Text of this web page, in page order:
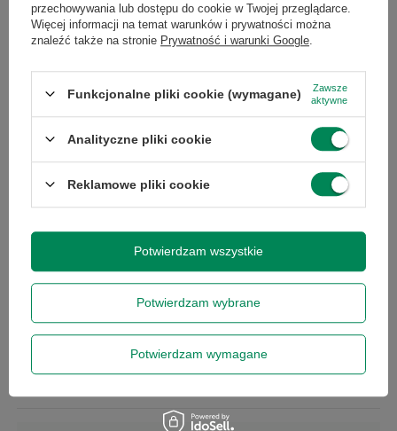
Marka Dell
Model Optiplex 5050 SFF
Model
procesora
Intel Core i5-6500
Taktowanie
bazowe
3.2
maksymalne
3.6
przechowywania lub dostępu do cookie w Twojej przeglądarce.
Więcej informacji na temat warunków i prywatności można
znaleźć także na stronie Prywatność i warunki Google
Funkcjonalne pliki cookie (wymagane)
Zawsze
aktywne
Analityczne pliki cookie
Reklamowe pliki cookie
Potwierdzam wybrane
Potwierdzam wymagane
Potwierdzam wszystkie